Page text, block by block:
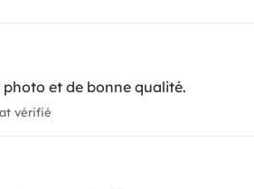
et de bonne qualité.
vérifié